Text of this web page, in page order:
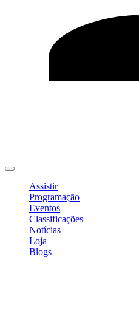
Assistir
Programação
Eventos
Classificações
Notícias
Loja
Blogs